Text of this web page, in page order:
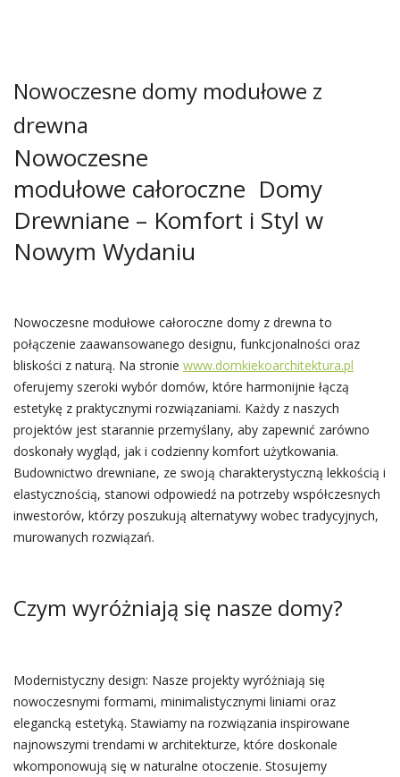
Nowoczesne domy modułowe z
drewna
Nowoczesne
modułowe całoroczne Domy
Drewniane – Komfort i Styl w
Nowym Wydaniu
Nowoczesne modułowe całoroczne domy z drewna to
połączenie zaawansowanego designu, funkcjonalności oraz
bliskości z naturą. Na stronie www.domkiekoarchitektura.pl
oferujemy szeroki wybór domów, które harmonijnie łączą
estetykę z praktycznymi rozwiązaniami. Każdy z naszych
projektów jest starannie przemyślany, aby zapewnić zarówno
doskonały wygląd, jak i codzienny komfort użytkowania.
Budownictwo drewniane, ze swoją charakterystyczną lekkością i
elastycznością, stanowi odpowiedź na potrzeby współczesnych
inwestorów, którzy poszukują alternatywy wobec tradycyjnych,
murowanych rozwiązań.
Czym wyróżniają się nasze domy?
Modernistyczny design: Nasze projekty wyróżniają się
nowoczesnymi formami, minimalistycznymi liniami oraz
elegancką estetyką. Stawiamy na rozwiązania inspirowane
najnowszymi trendami w architekturze, które doskonale
wkomponowują się w naturalne otoczenie. Stosujemy